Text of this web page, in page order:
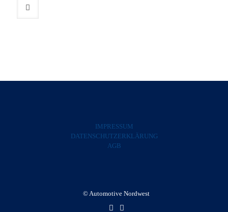
IMPRESSUM
DATENSCHUTZERKLÄRUNG
AGB
© Automotive Nordwest